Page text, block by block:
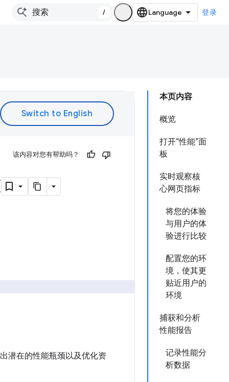
/ 登录
本页内容
概览
打开“性能”面
板
实时观察核
心网页指标
将您的体验
与用户的体
验进行比较
配置您的环
境，使其更
贴近用户的
环境
捕获和分析
性能报告
记录性能分
析数据
该内容对您有帮助吗？
潜在的性能瓶颈以及优化资